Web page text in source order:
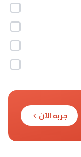
جربه الآن